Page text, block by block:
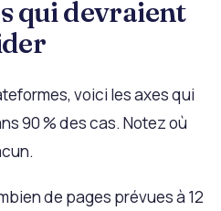
qui devraient
voici les axes qui
90 % des cas. Notez où
de pages prévues à 12